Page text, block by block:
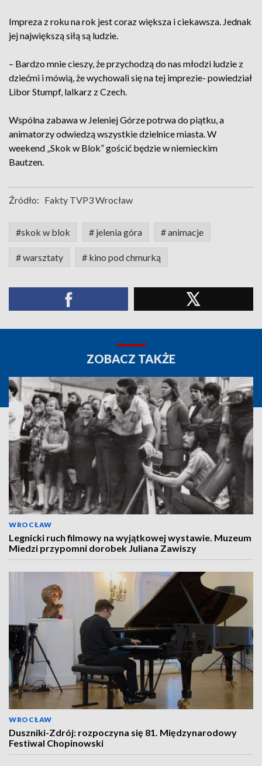
Impreza z roku na rok jest coraz większa i ciekawsza. Jednak
jej największą siłą są ludzie.
– Bardzo mnie cieszy, że przychodzą do nas młodzi ludzie z
dziećmi i mówią, że wychowali się na tej imprezie- powiedział
Libor Stumpf, lalkarz z Czech.
Wspólna zabawa w Jeleniej Górze potrwa do piątku, a
animatorzy odwiedzą wszystkie dzielnice miasta. W
weekend „Skok w Blok” gościć będzie w niemieckim
Bautzen.
Źródło: Fakty TVP3 Wrocław
#skok w blok # jelenia góra # animacje
# warsztaty # kino pod chmurką
ZOBACZ TAKŻE
WROCŁAW
Legnicki ruch filmowy na wyjątkowej wystawie. Muzeum
Miedzi przypomni dorobek Juliana Zawiszy
WROCŁAW
Duszniki-Zdrój: rozpoczyna się 81. Międzynarodowy
Festiwal Chopinowski